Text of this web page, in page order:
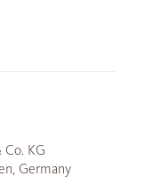
KG
Germany